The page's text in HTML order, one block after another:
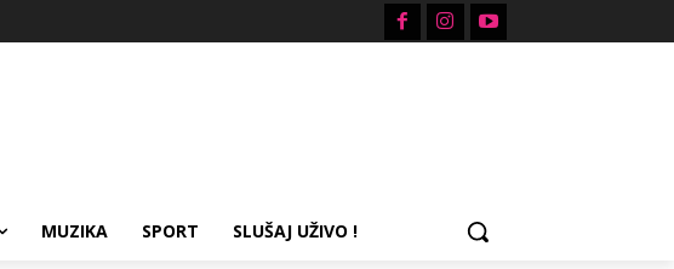
MUZIKA SPORT SLUŠAJ UŽIVO !